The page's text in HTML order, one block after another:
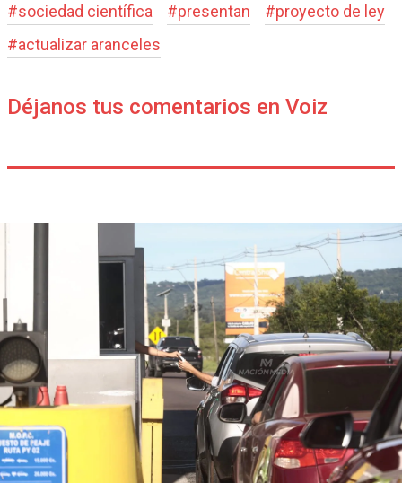
#sociedad científica #presentan #proyecto de ley
#actualizar aranceles
Déjanos tus comentarios en Voiz